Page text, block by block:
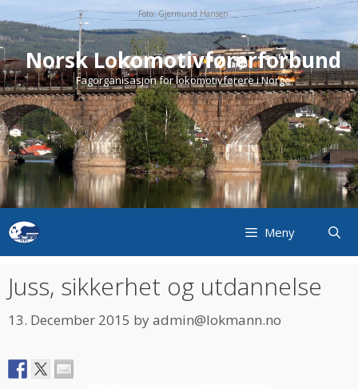
to
content
Foto: Gjermund Hansen
Norsk Lokomotivførerforbund
Fagorganisasjon for lokomotivførere i Norge
Meny
Juss, sikkerhet og utdannelse
13. December 2015 byadmin@lokmann.no